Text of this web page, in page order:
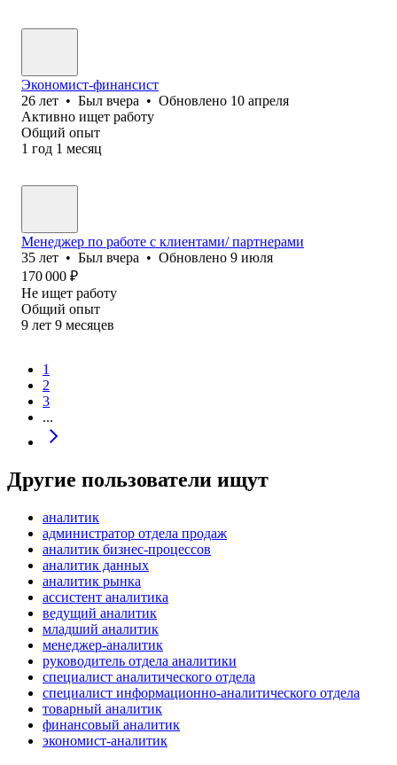
Экономист-финансист
26 лет • Был вчера • Обновлено 10 апреля
Активно ищет работу
Общий опыт
1 год 1 месяц
Менеджер по работе с клиентами/ партнерами
35 лет • Был вчера • Обновлено 9 июля
170 000 ₽
Не ищет работу
Общий опыт
9 лет 9 месяцев
1
2
3
...
Другие пользователи ищут
аналитик
администратор отдела продаж
аналитик бизнес-процессов
аналитик данных
аналитик рынка
ассистент аналитика
ведущий аналитик
младший аналитик
менеджер-аналитик
руководитель отдела аналитики
специалист аналитического отдела
специалист информационно-аналитического отдела
товарный аналитик
финансовый аналитик
экономист-аналитик